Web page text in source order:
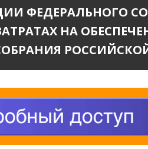
ФЕДЕРАЛЬНОГО
НА